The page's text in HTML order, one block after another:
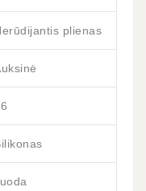
plienas